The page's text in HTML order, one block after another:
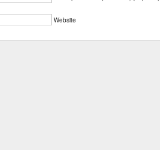
Website